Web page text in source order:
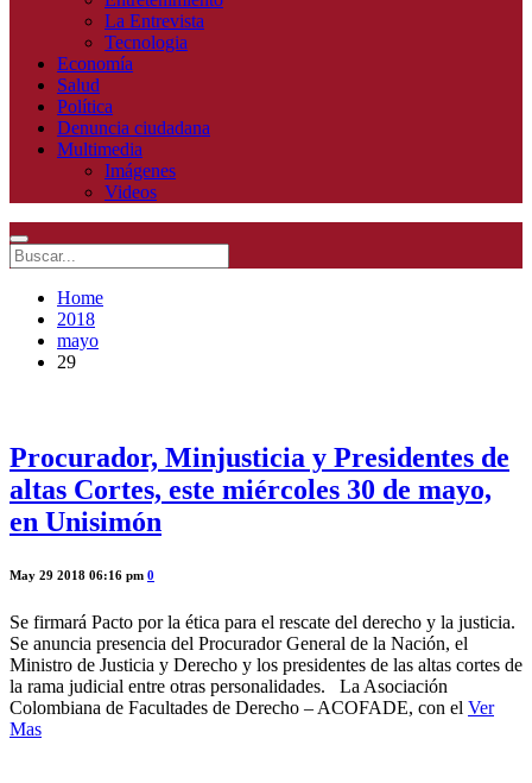
La Entrevista
Tecnologia
Economía
Salud
Política
Denuncia ciudadana
Multimedia
Imágenes
Videos
Home
2018
mayo
29
Procurador, Minjusticia y Presidentes de
altas Cortes, este miércoles 30 de mayo,
en Unisimón
May 29 2018 06:16 pm 0
Se firmará Pacto por la ética para el rescate del derecho y la justicia.
Se anuncia presencia del Procurador General de la Nación, el
Ministro de Justicia y Derecho y los presidentes de las altas cortes de
la rama judicial entre otras personalidades. La Asociación
Colombiana de Facultades de Derecho – ACOFADE, con el Ver
Mas